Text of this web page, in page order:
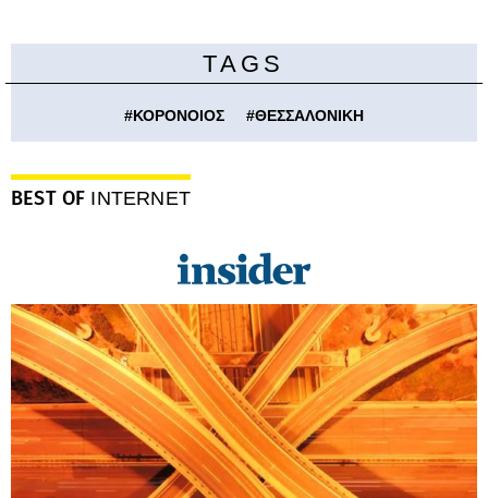
TAGS
#ΚΟΡΟΝΟΙΟΣ #ΘΕΣΣΑΛΟΝΙΚΗ
BEST OF INTERNET